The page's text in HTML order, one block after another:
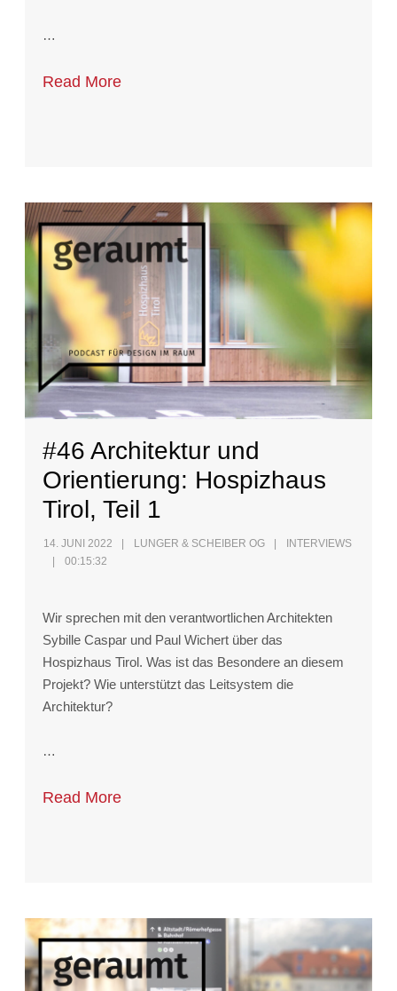
…
Read More
#46 Architektur und
Orientierung: Hospizhaus
Tirol, Teil 1
14. JUNI 2022 LUNGER & SCHEIBER OG
INTERVIEWS
00:15:32
Wir sprechen mit den verantwortlichen Architekten
Sybille Caspar und Paul Wichert über das
Hospizhaus Tirol. Was ist das Besondere an diesem
Projekt? Wie unterstützt das Leitsystem die
Architektur?
…
Read More